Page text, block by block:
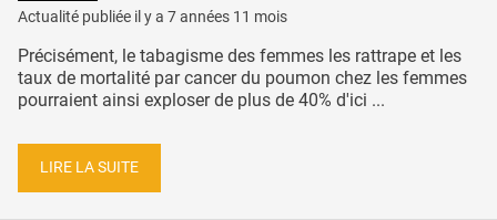
Actualité publiée il y a 7 années 11 mois
Précisément, le tabagisme des femmes les rattrape et les
taux de mortalité par cancer du poumon chez les femmes
pourraient ainsi exploser de plus de 40% d'ici ...
LIRE LA SUITE